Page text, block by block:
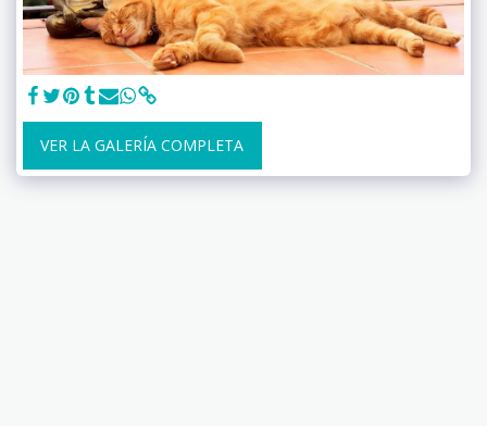
VER LA GALERÍA COMPLETA